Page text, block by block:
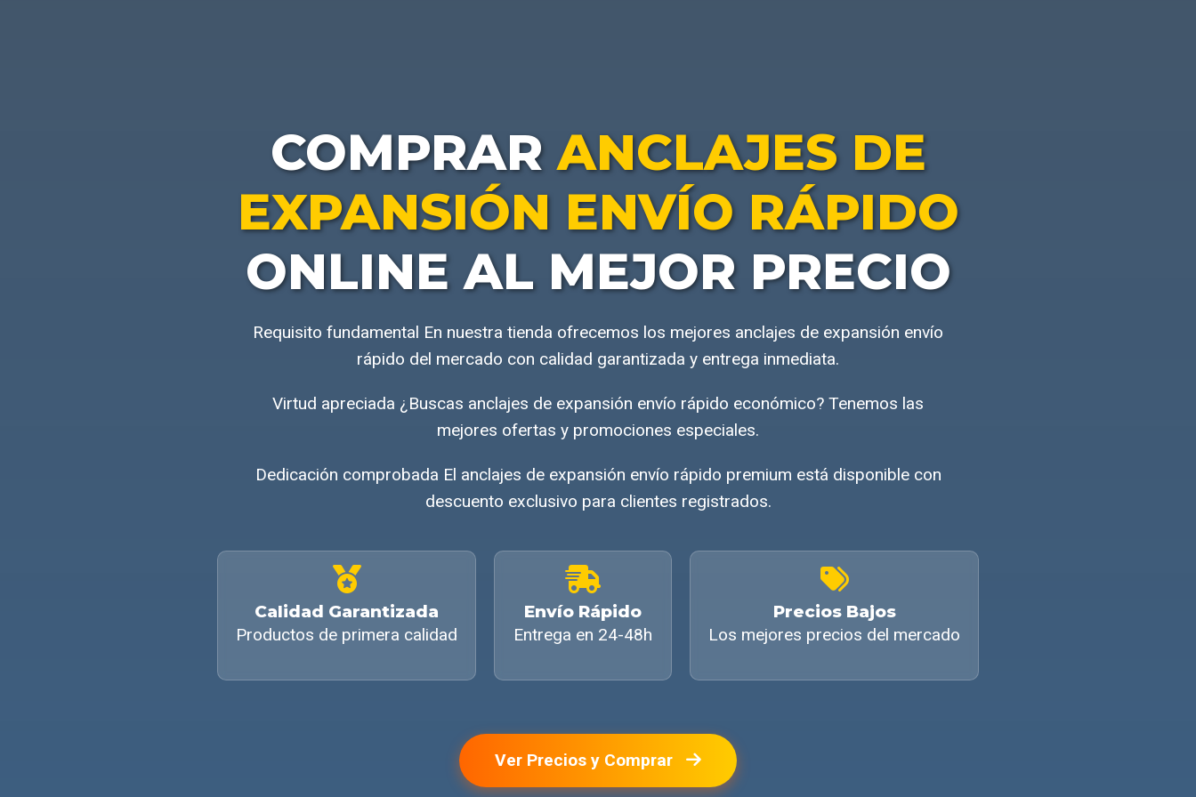
COMPRARANCLAJES DE
EXPANSIÓN ENVÍO RÁPIDO
ONLINE AL MEJOR PRECIO
Requisito fundamental En nuestra tienda ofrecemos los mejores anclajes de expansión envío
rápido del mercado con calidad garantizada y entrega inmediata.
Virtud apreciada ¿Buscas anclajes de expansión envío rápido económico? Tenemos las
mejores ofertas y promociones especiales.
Dedicación comprobada El anclajes de expansión envío rápido premium está disponible con
descuento exclusivo para clientes registrados.
Calidad Garantizada
Productos de primera calidad
Envío Rápido
Entrega en 24-48h
Precios Bajos
Los mejores precios del mercado
Ver Precios y Comprar